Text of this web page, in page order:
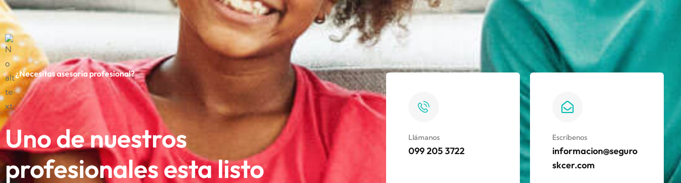
¿Necesitas asesoria profesional?
Uno de nuestros
profesionales esta listo
Llámanos
099 205 3722
Escríbenos
informacion@seguro
skcer.com